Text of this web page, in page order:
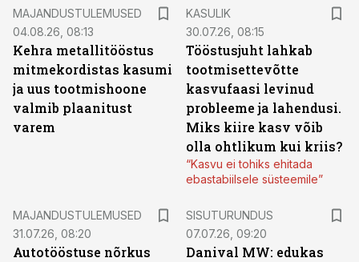
MAJANDUSTULEMUSED
04.08.26, 08:13
Kehra metallitööstus
mitmekordistas kasumi
ja uus tootmishoone
valmib plaanitust
varem
KASULIK
30.07.26, 08:15
Tööstusjuht lahkab
tootmisettevõtte
kasvufaasi levinud
probleeme ja lahendusi.
Miks kiire kasv võib
olla ohtlikum kui kriis?
“Kasvu ei tohiks ehitada
ebastabiilsele süsteemile”
MAJANDUSTULEMUSED
31.07.26, 08:20
Autotööstuse nõrkus
SISUTURUNDUS
07.07.26, 09:20
Danival MW: edukas